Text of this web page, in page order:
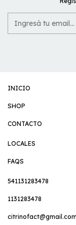
INICIO
SHOP
CONTACTO
LOCALES
FAQS
541131283478
1131283478
citrinofact@gmail.com